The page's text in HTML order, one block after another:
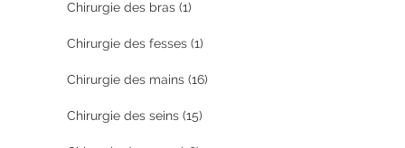
Chirurgie des bras (1)
Chirurgie des fesses (1)
Chirurgie des mains (16)
Chirurgie des seins (15)